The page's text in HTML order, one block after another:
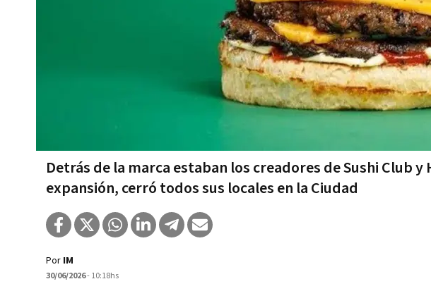
Detrás de la marca estaban los creadores de Sushi Club y
expansión, cerró todos sus locales en la Ciudad
Por IM
30/06/2026- 10:18hs